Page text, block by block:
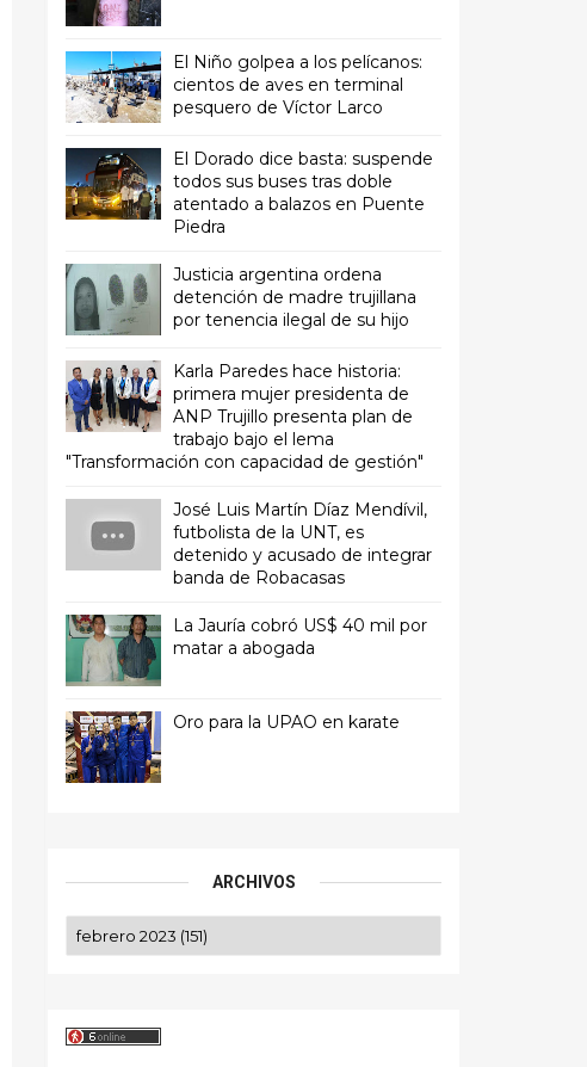
El Niño golpea a los pelícanos:
cientos de aves en terminal
pesquero de Víctor Larco
El Dorado dice basta: suspende
todos sus buses tras doble
atentado a balazos en Puente
Piedra
Justicia argentina ordena
detención de madre trujillana
por tenencia ilegal de su hijo
Karla Paredes hace historia:
primera mujer presidenta de
ANP Trujillo presenta plan de
trabajo bajo el lema
"Transformación con capacidad de gestión"
José Luis Martín Díaz Mendívil,
futbolista de la UNT, es
detenido y acusado de integrar
banda de Robacasas
La Jauría cobró US$ 40 mil por
matar a abogada
Oro para la UPAO en karate
ARCHIVOS